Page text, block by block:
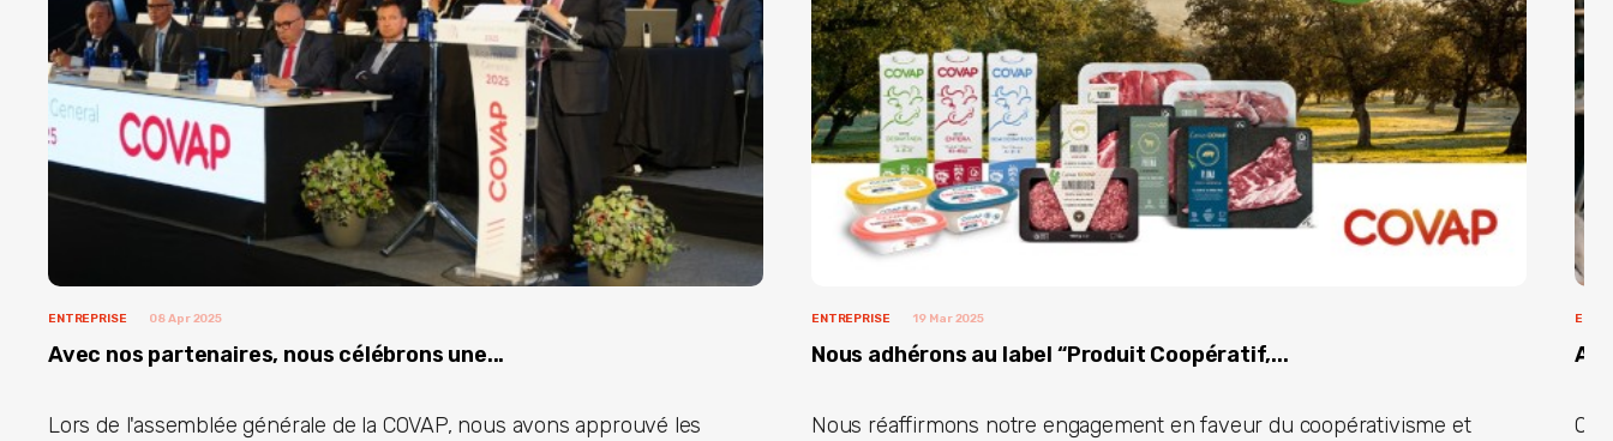
ENTREPRISE 08 Apr 2025
Avec nos partenaires, nous célébrons une...
Lors de l'assemblée générale de la COVAP, nous avons approuvé les
ENTREPRISE 19 Mar 2025
Nous adhérons au label “Produit Coopératif,...
Nous réaffirmons notre engagement en faveur du coopérativisme et